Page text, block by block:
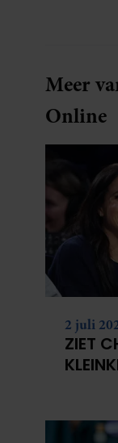
Meer
Online
2 juli
ZIET